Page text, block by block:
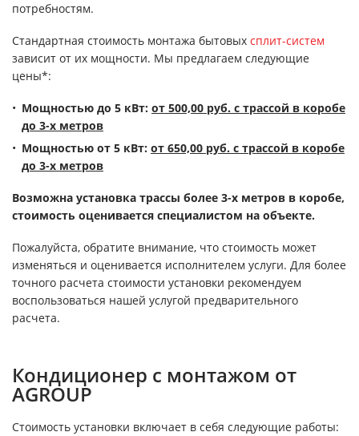
потребностям.
Стандартная стоимость монтажа бытовых сплит-систем
зависит от их мощности. Мы предлагаем следующие
цены*:
Мощностью до 5 кВт: от 500,00 руб. с трассой в коробе
до 3-х метров
Мощностью от 5 кВт: от 650,00 руб. с трассой в коробе
до 3-х метров
Возможна установка трассы более 3-х метров в коробе,
стоимость оценивается специалистом на объекте.
Пожалуйста, обратите внимание, что стоимость может
изменяться и оценивается исполнителем услуги. Для более
точного расчета стоимости установки рекомендуем
воспользоваться нашей услугой предварительного
расчета.
Кондиционер с монтажом от
AGROUP
Стоимость установки включает в себя следующие работы: